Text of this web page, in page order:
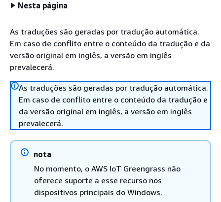
Nesta página
As traduções são geradas por tradução automática.
Em caso de conflito entre o conteúdo da tradução e da
versão original em inglês, a versão em inglês
prevalecerá.
As traduções são geradas por tradução automática.
Em caso de conflito entre o conteúdo da tradução e
da versão original em inglês, a versão em inglês
prevalecerá.
nota
No momento, o AWS IoT Greengrass não
oferece suporte a esse recurso nos
dispositivos principais do Windows.